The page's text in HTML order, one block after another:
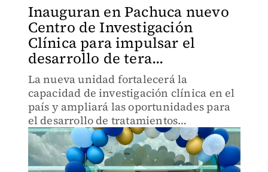
Inauguran en Pachuca nuevo
Centro de Investigación
Clínica para impulsar el
desarrollo de tera...
La nueva unidad fortalecerá la
capacidad de investigación clínica en el
país y ampliará las oportunidades para
el desarrollo de tratamientos
especializados, incluyendo terapias
hormonales y biotecnológicos de última
generación.